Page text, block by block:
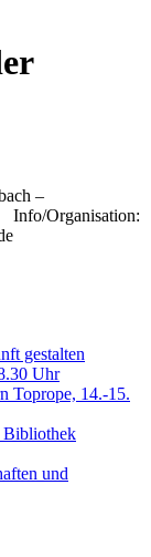
–
Info/Organisation:
gestalten
Uhr
Toprope, 14.-15.
Bibliothek
und